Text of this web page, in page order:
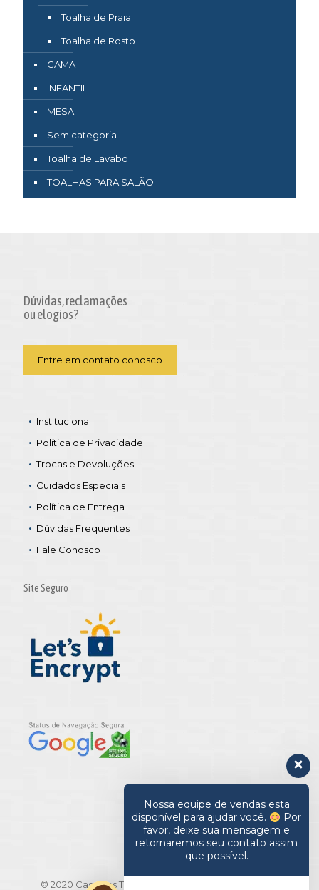
Toalha de Praia
Toalha de Rosto
CAMA
INFANTIL
MESA
Sem categoria
Toalha de Lavabo
TOALHAS PARA SALÃO
Dúvidas, reclamações
ou elogios?
Entre em contato conosco
Institucional
Política de Privacidade
Trocas e Devoluções
Cuidados Especiais
Política de Entrega
Dúvidas Frequentes
Fale Conosco
Site Seguro
© 2020 Casa das Toalhas. All Rights Reserved | CNPJ:
Nossa equipe de vendas esta
disponível para ajudar você.
Por
favor, deixe sua mensagem e
retornaremos seu contato assim
que possível.